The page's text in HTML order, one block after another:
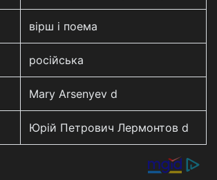
вірш і поема
російська
Mary Arsenyev d
Юрій Петрович Лермонтов d